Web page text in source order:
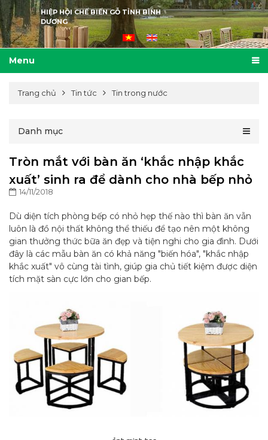
HIỆP HỘI CHẾ BIẾN GỖ TỈNH BÌNH
DƯƠNG
Menu
Trang chủ Tin tức Tin trong nước
Danh mục
Tròn mắt với bàn ăn ‘khắc nhập khắc
xuất’ sinh ra để dành cho nhà bếp nhỏ
14/11/2018
Dù diện tích phòng bếp có nhỏ hẹp thế nào thì bàn ăn vẫn
luôn là đồ nội thất không thể thiếu để tạo nên một không
gian thưởng thức bữa ăn đẹp và tiện nghi cho gia đình. Dưới
đây là các mẫu bàn ăn có khả năng "biến hóa", "khắc nhập
khắc xuất" vô cùng tài tình, giúp gia chủ tiết kiệm được diện
tích mặt sàn cực lớn cho gian bếp.